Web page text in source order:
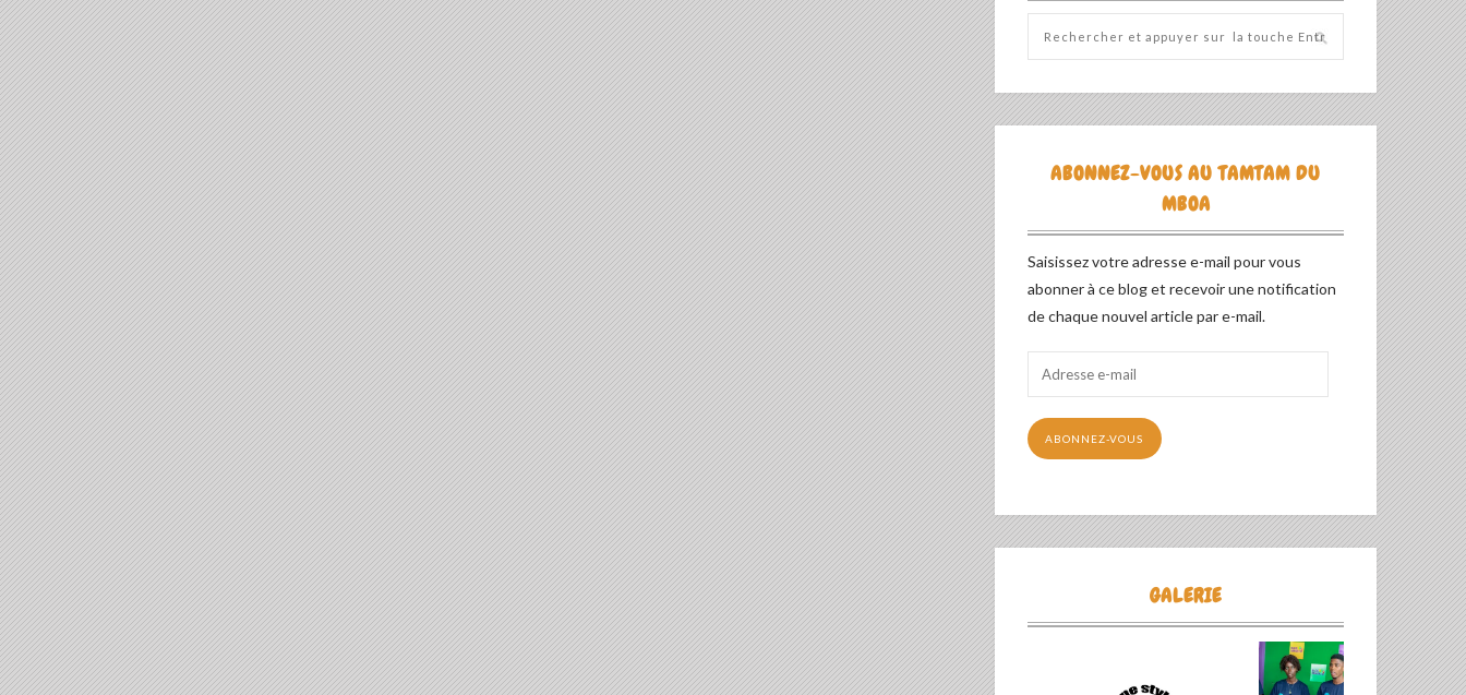
ABONNEZ-VOUS AU TAMTAM DU
MBOA
Saisissez votre adresse e-mail pour vous
abonner à ce blog et recevoir une notification
de chaque nouvel article par e-mail.
mail
ABONNEZ-VOUS
GALERIE